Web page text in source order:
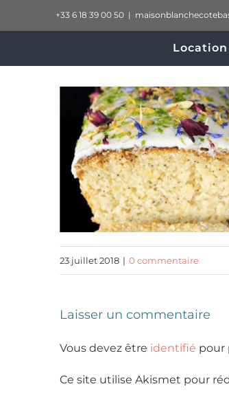
au
+33 6 18 39 00 50 |
23 juillet 2018 | 0 commentaire
Laisser un commentaire
Vous devez être identifié pour
Ce site utilise Akismet pour